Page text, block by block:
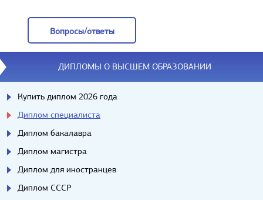
Вопросы/ответы
Вопросы/ответы
ДИПЛОМЫ О ВЫСШЕМ ОБРАЗОВАНИИ
Купить диплом 2026 года
Диплом специалиста
Диплом бакалавра
Диплом магистра
Диплом для иностранцев
Диплом СССР